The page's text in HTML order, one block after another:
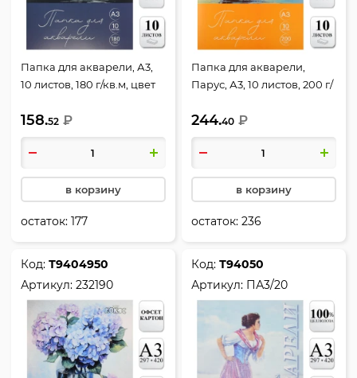
Папка для акварели, А3,
10 листов, 180 г/кв.м, цвет
158.52 ₽
в корзину
остаток:177
Папка для акварели,
Парус, А3, 10 листов, 200 г/
232183
244.40 ₽
в корзину
остаток:236
Код:Т9404950
Артикул:232190
Код:Т94050
Артикул: ПА3/20